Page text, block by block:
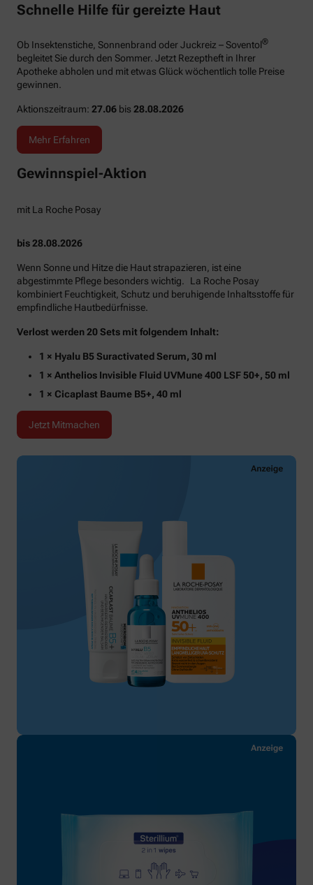
Schnelle Hilfe für gereizte Haut
Ob Insektenstiche, Sonnenbrand oder Juckreiz – Soventol®
begleitet Sie durch den Sommer. Jetzt Rezeptheft in Ihrer
Apotheke abholen und mit etwas Glück wöchentlich tolle Preise
gewinnen.
Aktionszeitraum: 27.06 bis 28.08.2026
Mehr Erfahren
Gewinnspiel-Aktion
mit La Roche Posay
bis 28.08.2026
Wenn Sonne und Hitze die Haut strapazieren, ist eine
abgestimmte Pflege besonders wichtig. La Roche Posay
kombiniert Feuchtigkeit, Schutz und beruhigende Inhaltsstoffe für
empfindliche Hautbedürfnisse.
Verlost werden 20 Sets mit folgendem Inhalt:
1 × Hyalu B5 Suractivated Serum, 30 ml
1 × Anthelios Invisible Fluid UVMune 400 LSF 50+, 50 ml
1 × Cicaplast Baume B5+, 40 ml
Jetzt Mitmachen